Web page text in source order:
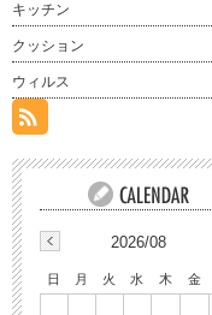
キッチン
クッション
ウィルス
2026/08
日 月 火 水 木 金